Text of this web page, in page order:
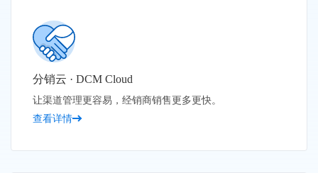
分销云 · DCM Cloud
让渠道管理更容易，经销商销售更多更快。
查看详情